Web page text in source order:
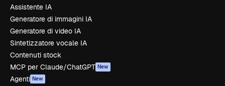
Assistente IA
Generatore di immagini IA
Generatore di video IA
Sintetizzatore vocale IA
Contenuti stock
MCP per Claude/ChatGPT New
Agenti New